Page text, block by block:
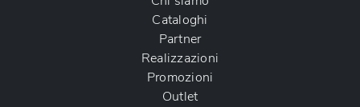
Cataloghi
Partner
Realizzazioni
Promozioni
Outlet